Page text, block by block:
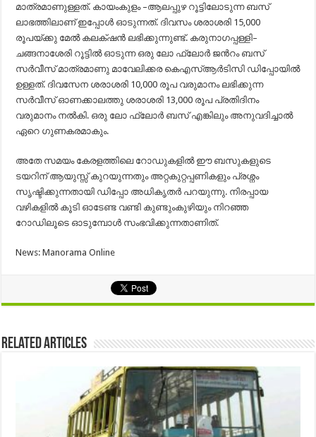
മാത്രമാണുള്ളത്. കായംകുളം –ആലപ്പുഴ റൂട്ടിലോടുന്ന ബസ്
ലാഭത്തിലാണ് ഇപ്പോൾ ഓടുന്നത്. ദിവസം ശരാശരി 15,000
രൂപയ്ക്കു മേൽ കലക്‌ഷൻ ലഭിക്കുന്നുണ്ട്. കരുനാഗപ്പള്ളി–
ചങ്ങനാശേരി റൂട്ടിൽ ഓടുന്ന ഒരു ലോ ഫ്ലോർ ജൻറം ബസ്
സർവീസ് മാത്രമാണു മാവേലിക്കര കെഎസ്ആർടിസി ഡിപ്പോയിൽ
ഉള്ളത്. ദിവസേന ശരാശരി 10,000 രൂപ വരുമാനം ലഭിക്കുന്ന
സർവീസ് ഓണക്കാലത്തു ശരാശരി 13,000 രൂപ പ്രതിദിനം
വരുമാനം നൽകി. ഒരു ലോ ഫ്ലോർ ബസ് എങ്കിലും അനുവദിച്ചാൽ
ഏറെ ഗുണകരമാകും.
അതേ സമയം കേരളത്തിലെ റോഡുകളിൽ ഈ ബസുകളുടെ
ടയറിന് ആയുസ്സ് കുറയുന്നതും അറ്റകുറ്റപ്പണികളും പ്രശ്നം
സൃഷ്ടിക്കുന്നതായി ഡിപ്പോ അധികൃതർ പറയുന്നു. നിരപ്പായ
വഴികളിൽ കൂടി ഓടേണ്ട വണ്ടി കുണ്ടുംകുഴിയും നിറഞ്ഞ
റോഡിലൂടെ ഓടുമ്പോൾ സംഭവിക്കുന്നതാണിത്.
News: Manorama Online
Related Articles